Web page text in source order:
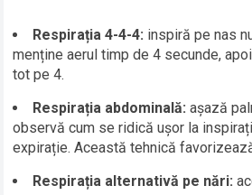
Respirația 4-4-4: inspiră pe nas
menține aerul timp de 4 secunde,
tot pe 4.
Respirația abdominală: așază
observă cum se ridică ușor la
expirație. Această tehnică
Respirația alternativă pe nări: